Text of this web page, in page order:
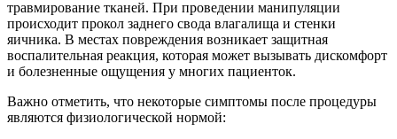
травмирование тканей. При проведении манипуляции
происходит прокол заднего свода влагалища и стенки
яичника. В местах повреждения возникает защитная
воспалительная реакция, которая может вызывать дискомфорт
и болезненные ощущения у многих пациенток.
Важно отметить, что некоторые симптомы после процедуры
являются физиологической нормой: